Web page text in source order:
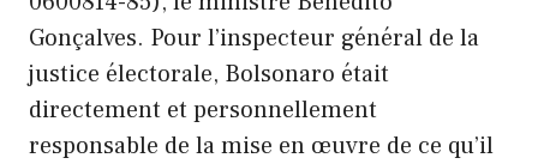
Gonçalves. Pour l’inspecteur général de la
justice électorale, Bolsonaro était
directement et personnellement
responsable de la mise en œuvre de ce qu’il